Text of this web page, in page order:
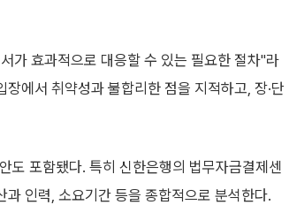
가 효과적으로 대응할 수 있는 필요한 절차"라
에서 취약성과 불합리한 점을 지적하고, 장·단
도 포함됐다. 특히 신한은행의 법무자금결제센
인력, 소요기간 등을 종합적으로 분석한다.